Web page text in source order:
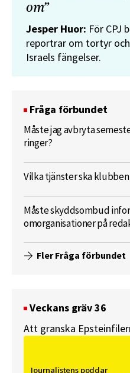
om”
Jesper Huor: För CPJ
reportrar om tortyr
Israels fängelser.
Fråga förbundet
Måste jag avbryta
ringer?
Vilka tjänster ska
Måste skyddsombud
omorganisationer på
Fler Fråga förbundet
Veckans gräv 36
Att granska